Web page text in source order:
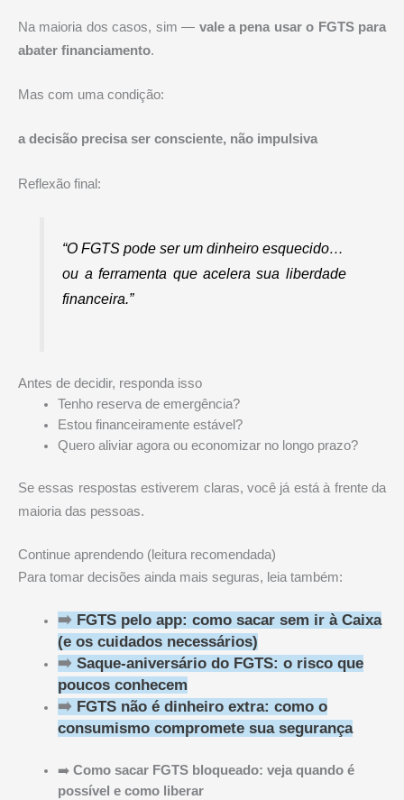
Na maioria dos casos, sim — vale a pena usar o FGTS para
abater financiamento.
Mas com uma condição:
a decisão precisa ser consciente, não impulsiva
Reflexão final:
“O FGTS pode ser um dinheiro esquecido…
ou a ferramenta que acelera sua liberdade
financeira.”
Antes de decidir, responda isso
Tenho reserva de emergência?
Estou financeiramente estável?
Quero aliviar agora ou economizar no longo prazo?
Se essas respostas estiverem claras, você já está à frente da
maioria das pessoas.
Continue aprendendo (leitura recomendada)
Para tomar decisões ainda mais seguras, leia também:
➡️ FGTS pelo app: como sacar sem ir à Caixa
(e os cuidados necessários)
➡️ Saque-aniversário do FGTS: o risco que
poucos conhecem
➡️ FGTS não é dinheiro extra: como o
consumismo compromete sua segurança
➡️ Como sacar FGTS bloqueado: veja quando é
possível e como liberar